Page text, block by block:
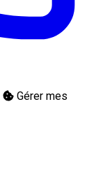
Gérer mes